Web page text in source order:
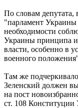
По словам депутата,
"парламент Украины
необходимости
Украины принципа
власти, особенно в
военного
Там же
Зеленский должен
на пост
ст. 108